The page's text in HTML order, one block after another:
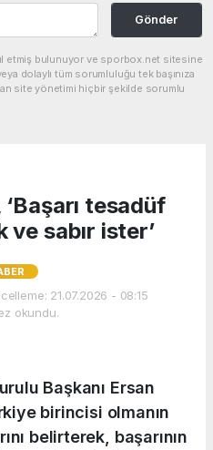
Gönder
etmiş bulunuyor ve sporbox.net sitesine
dolaylı tüm sorumluluğu tek başınıza
site yönetimi hiçbir şekilde sorumlu
tesadüf
ve sabır ister’
21.07.2026 - 08:15
okundu.
Başkanı Ersan
birincisi olmanın
belirterek, başarının